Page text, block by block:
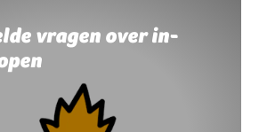
vragen over in-